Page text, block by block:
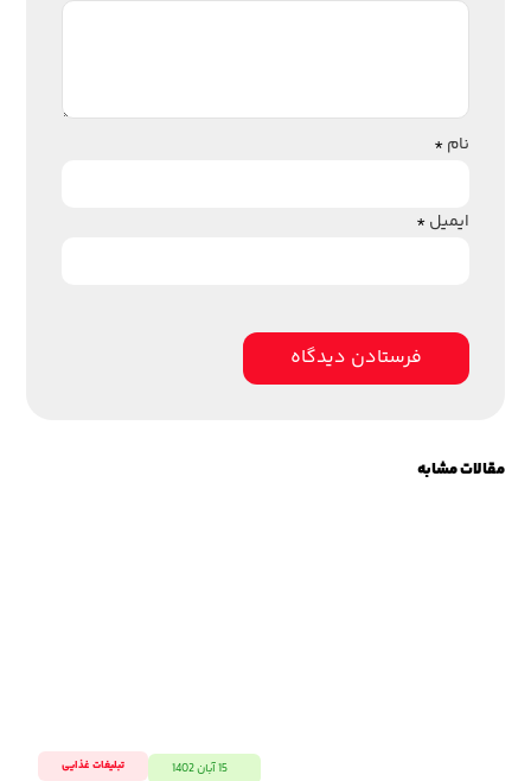
نام*
ایمیل*
مقالات مشابه
تبلیغات غذایی 15 آبان 1402